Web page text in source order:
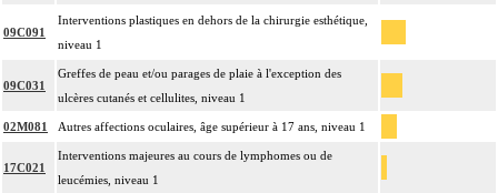
09C091
Interventions plastiques en dehors de la chirurgie esthétique,
niveau 1
09C031
Greffes de peau et/ou parages de plaie à l'exception des
ulcères cutanés et cellulites, niveau 1
02M081 Autres affections oculaires, âge supérieur à 17 ans, niveau 1
17C021
Interventions majeures au cours de lymphomes ou de
leucémies, niveau 1